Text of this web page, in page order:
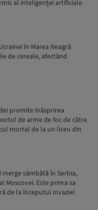
al inteligenței artificiale
în Marea Neagră
de cereale, afectând
promite înăsprirea
de arme de foc de către
mortal de la un liceu din
sâmbătă în Serbia,
Moscovei. Este prima sa
de la începutul invaziei